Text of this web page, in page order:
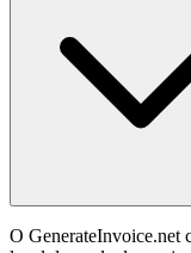
O GenerateInvoice.net